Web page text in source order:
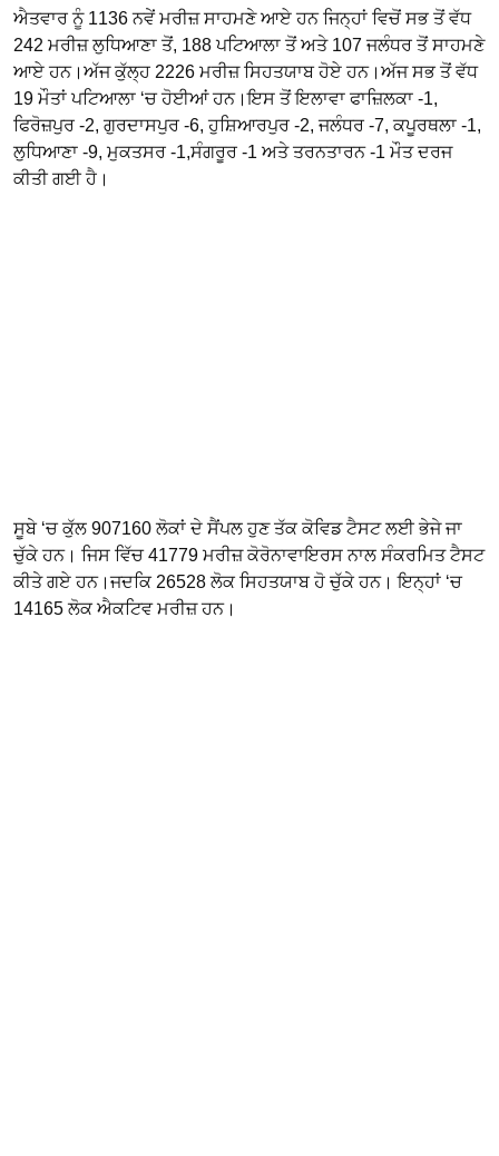
ਐਤਵਾਰ ਨੂੰ 1136 ਨਵੇਂ ਮਰੀਜ਼ ਸਾਹਮਣੇ ਆਏ ਹਨ ਜਿਨ੍ਹਾਂ ਵਿਚੋਂ ਸਭ ਤੋਂ ਵੱਧ
242 ਮਰੀਜ਼ ਲੁਧਿਆਣਾ ਤੋਂ, 188 ਪਟਿਆਲਾ ਤੋਂ ਅਤੇ 107 ਜਲੰਧਰ ਤੋਂ ਸਾਹਮਣੇ
ਆਏ ਹਨ।ਅੱਜ ਕੁੱਲ੍ਹ 2226 ਮਰੀਜ਼ ਸਿਹਤਯਾਬ ਹੋਏ ਹਨ।ਅੱਜ ਸਭ ਤੋਂ ਵੱਧ
19 ਮੌਤਾਂ ਪਟਿਆਲਾ ‘ਚ ਹੋਈਆਂ ਹਨ।ਇਸ ਤੋਂ ਇਲਾਵਾ ਫਾਜ਼ਿਲਕਾ -1,
ਫਿਰੋਜ਼ਪੁਰ -2, ਗੁਰਦਾਸਪੁਰ -6, ਹੁਸ਼ਿਆਰਪੁਰ -2, ਜਲੰਧਰ -7, ਕਪੂਰਥਲਾ -1,
ਲੁਧਿਆਣਾ -9, ਮੁਕਤਸਰ -1,ਸੰਗਰੂਰ -1 ਅਤੇ ਤਰਨਤਾਰਨ -1 ਮੌਤ ਦਰਜ
ਕੀਤੀ ਗਈ ਹੈ।
ਸੂਬੇ ‘ਚ ਕੁੱਲ 907160 ਲੋਕਾਂ ਦੇ ਸੈਂਪਲ ਹੁਣ ਤੱਕ ਕੋਵਿਡ ਟੈਸਟ ਲਈ ਭੇਜੇ ਜਾ
ਚੁੱਕੇ ਹਨ। ਜਿਸ ਵਿੱਚ 41779 ਮਰੀਜ਼ ਕੋਰੋਨਾਵਾਇਰਸ ਨਾਲ ਸੰਕਰਮਿਤ ਟੈਸਟ
ਕੀਤੇ ਗਏ ਹਨ।ਜਦਕਿ 26528 ਲੋਕ ਸਿਹਤਯਾਬ ਹੋ ਚੁੱਕੇ ਹਨ। ਇਨ੍ਹਾਂ ‘ਚ
14165 ਲੋਕ ਐਕਟਿਵ ਮਰੀਜ਼ ਹਨ।